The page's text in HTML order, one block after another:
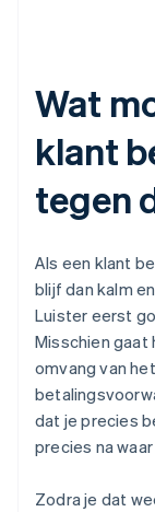
Wat
klant
tegen
Als een klant
blijf dan kalm
Luister eerst
Misschien gaat
omvang van
dat je precies
precies na
Zodra je dat